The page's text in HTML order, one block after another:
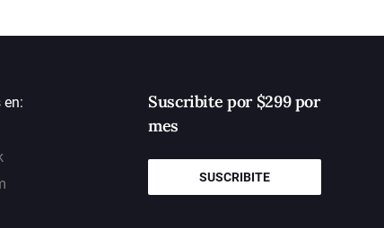
en:
Suscribite por $299 por
mes
SUSCRIBITE